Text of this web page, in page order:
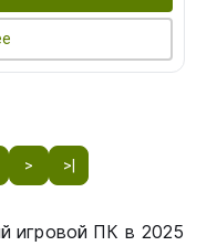
> >|
игровой ПК в 2025